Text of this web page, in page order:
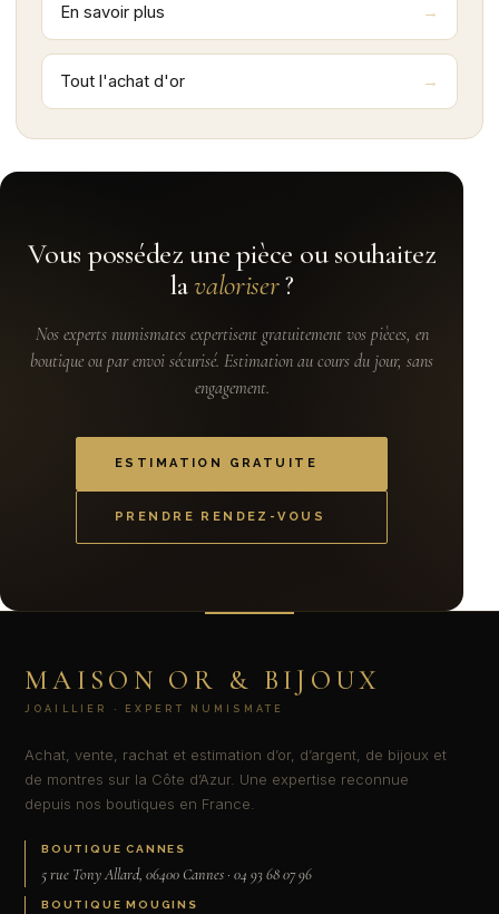
En savoir plus
Tout l'achat d'or
Vous possédez une pièce ou souhaitez
lavaloriser?
Nos experts numismates expertisent gratuitement vos pièces, en
boutique ou par envoi sécurisé. Estimation au cours du jour, sans
engagement.
ESTIMATION GRATUITE
PRENDRE RENDEZ-VOUS
MAISON OR & BIJOUX
JOAILLIER · EXPERT NUMISMATE
Achat, vente, rachat et estimation d’or, d’argent, de bijoux et
de montres sur la Côte d’Azur. Une expertise reconnue
depuis nos boutiques en France.
BOUTIQUE CANNES
5 rue Tony Allard, 06400 Cannes · 04 93 68 07 96
BOUTIQUE MOUGINS